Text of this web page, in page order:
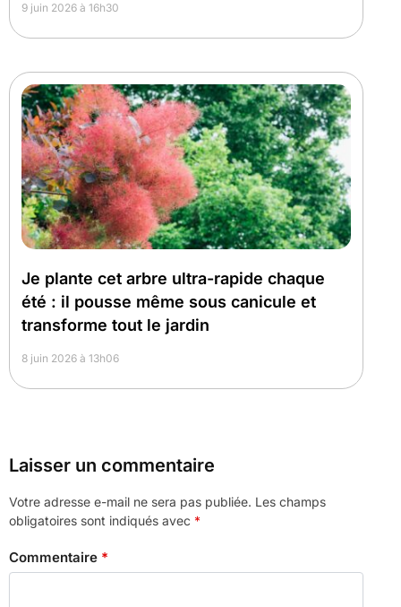
9 juin 2026 à 16h30
Je plante cet arbre ultra-rapide chaque
été : il pousse même sous canicule et
transforme tout le jardin
8 juin 2026 à 13h06
Laisser un commentaire
Votre adresse e-mail ne sera pas publiée. Les champs
obligatoires sont indiqués avec *
Commentaire *